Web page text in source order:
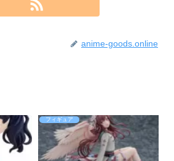
anime-goods.online
フィギュア